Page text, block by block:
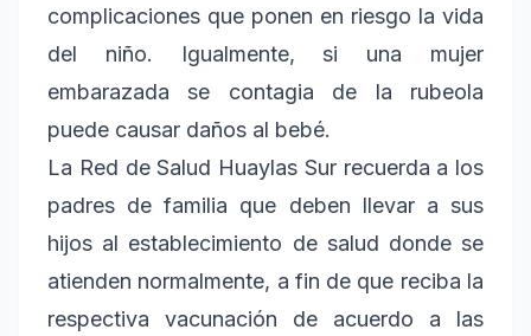
complicaciones que ponen en riesgo la vida
del niño. Igualmente, si una mujer
embarazada se contagia de la rubeola
puede causar daños al bebé.
La Red de Salud Huaylas Sur recuerda a los
padres de familia que deben llevar a sus
hijos al establecimiento de salud donde se
atienden normalmente, a fin de que reciba la
respectiva vacunación de acuerdo a las